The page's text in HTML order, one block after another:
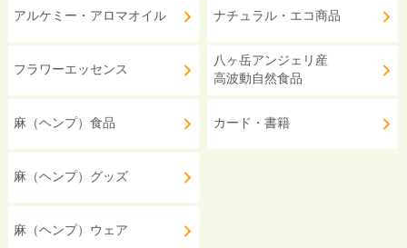
アルケミー・アロマオイル
フラワーエッセンス
麻（ヘンプ）食品
麻（ヘンプ）グッズ
麻（ヘンプ）ウェア
ナチュラル・エコ商品
八ヶ岳アンジェリ産
高波動自然食品
カード・書籍